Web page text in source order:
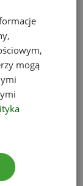
typu
musiał
są
do
mogą